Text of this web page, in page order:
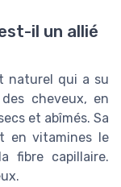
il un allié
naturel qui a su
cheveux, en
et abîmés. Sa
en vitamines le
fibre capillaire.